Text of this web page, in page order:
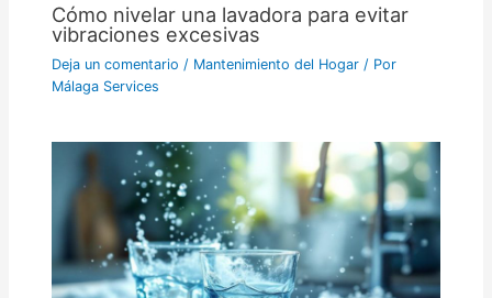
Cómo nivelar una lavadora para evitar
vibraciones excesivas
Deja un comentario / Mantenimiento del Hogar / Por
Málaga Services